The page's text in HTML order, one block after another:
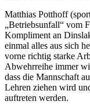
Matthias Potthoff
„Betriebsunfall“ vom
Kompliment an
einmal alles aus sich
vorne richtig starke
Abwehrreihe immer
dass die Mannschaft
Lehren ziehen wird
auftreten werden.